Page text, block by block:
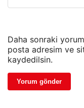
Daha sonraki
posta adresim ve
kaydedilsin.